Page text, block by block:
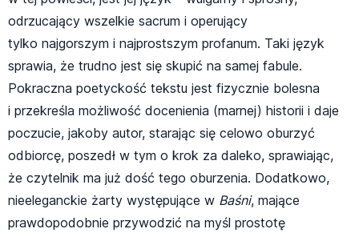
odrzucający wszelkie sacrum i operujący
tylko najgorszym i najprostszym profanum. Taki język
sprawia, że trudno jest się skupić na samej fabule.
Pokraczna poetyckość tekstu jest fizycznie bolesna
i przekreśla możliwość docenienia (marnej) historii i daje
poczucie, jakoby autor, starając się celowo oburzyć
odbiorcę, poszedł w tym o krok za daleko, sprawiając,
że czytelnik ma już dość tego oburzenia. Dodatkowo,
nieeleganckie żarty występujące w Baśni, mające
prawdopodobnie przywodzić na myśl prostotę